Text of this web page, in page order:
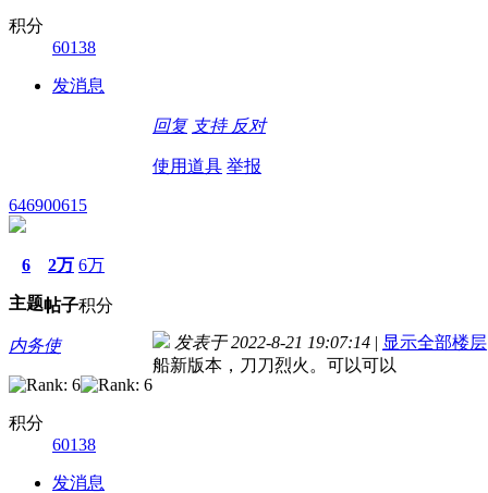
积分
60138
发消息
回复 支持 反对
使用道具 举报
646900615
6
主题
2万
帖子
6万
积分
内务使
积分
60138
发消息
发表于 2022-8-21 19:07:14 | 显示全部楼层
船新版本，刀刀烈火。可以可以